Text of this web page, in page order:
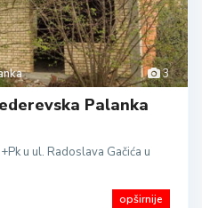
3
Palanka
u ul. Radoslava Gačića u
opširnije